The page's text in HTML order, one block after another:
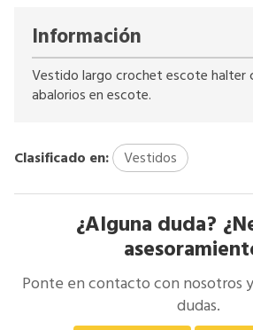
Información
Vestido largo crochet escote halter
abalorios en escote.
Clasificado en: Vestidos
¿Alguna duda?
Ponte en contacto con nosotros
dudas.